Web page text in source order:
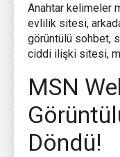
Anahtar kelimeler
evlilik sitesi,
görüntülü sohbet,
ciddi ilişki sitesi,
MSN
Döndü!